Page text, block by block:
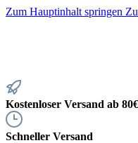
Zum Hauptinhalt springen
Kostenloser Versand ab
Schneller Versand